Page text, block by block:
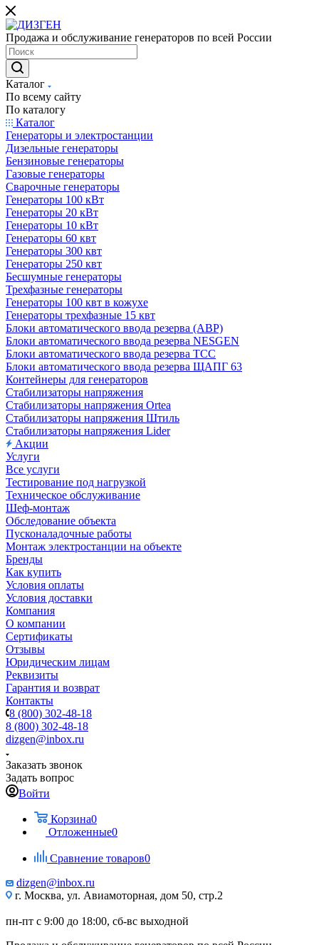
Продажа и обслуживание генераторов по всей России
Каталог
По всему сайту
По каталогу
Каталог
Генераторы и электростанции
Дизельные генераторы
Бензиновые генераторы
Газовые генераторы
Сварочные генераторы
Генераторы 100 кВт
Генераторы 20 кВт
Генераторы 10 кВт
Генераторы 60 квт
Генераторы 300 квт
Генераторы 250 квт
Бесшумные генераторы
Трехфазные генераторы
Генераторы 100 квт в кожухе
Генераторы трехфазные 15 квт
Блоки автоматического ввода резерва (АВР)
Блоки автоматического ввода резерва NESGEN
Блоки автоматического ввода резерва ТСС
Блоки автоматического ввода резерва ЩАПГ 63
Контейнеры для генераторов
Стабилизаторы напряжения
Стабилизаторы напряжения Ortea
Стабилизаторы напряжения Штиль
Стабилизаторы напряжения Lider
Акции
Услуги
Все услуги
Тестирование под нагрузкой
Техническое обслуживание
Шеф-монтаж
Обследование объекта
Пусконаладочные работы
Монтаж электростанции на объекте
Бренды
Как купить
Условия оплаты
Условия доставки
Компания
О компании
Сертификаты
Отзывы
Юридическим лицам
Реквизиты
Гарантия и возврат
Контакты
8 (800) 302-48-18
8 (800) 302-48-18
dizgen@inbox.ru
Заказать звонок
Задать вопрос
Войти
Корзина0
Отложенные0
Сравнение товаров0
dizgen@inbox.ru
г. Москва, ул. Авиамоторная, дом 50, стр.2
пн-пт с 9:00 до 18:00, сб-вс выходной